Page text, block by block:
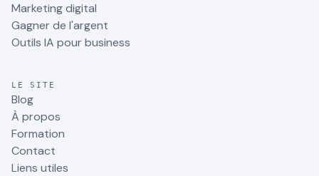
Marketing digital
Gagner de l'argent
Outils IA pour business
LE SITE
Blog
À propos
Formation
Contact
Liens utiles